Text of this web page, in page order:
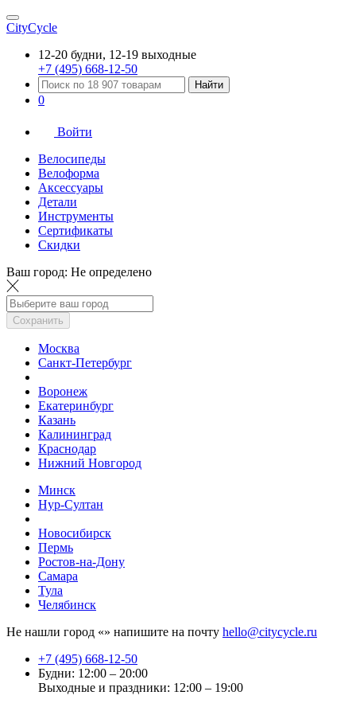
CityCycle
12-20 будни, 12-19 выходные
+7 (495) 668-12-50
Найти
0
Войти
Велосипеды
Велоформа
Аксессуары
Детали
Инструменты
Сертификаты
Скидки
Ваш город: Не определено
Сохранить
Москва
Санкт-Петербург
Воронеж
Екатеринбург
Казань
Калининград
Краснодар
Нижний Новгород
Минск
Нур-Султан
Новосибирск
Пермь
Ростов-на-Дону
Самара
Тула
Челябинск
Не нашли город «» напишите на почту hello@citycycle.ru
+7 (495) 668-12-50
Будни: 12:00 – 20:00
Выходные и праздники: 12:00 – 19:00